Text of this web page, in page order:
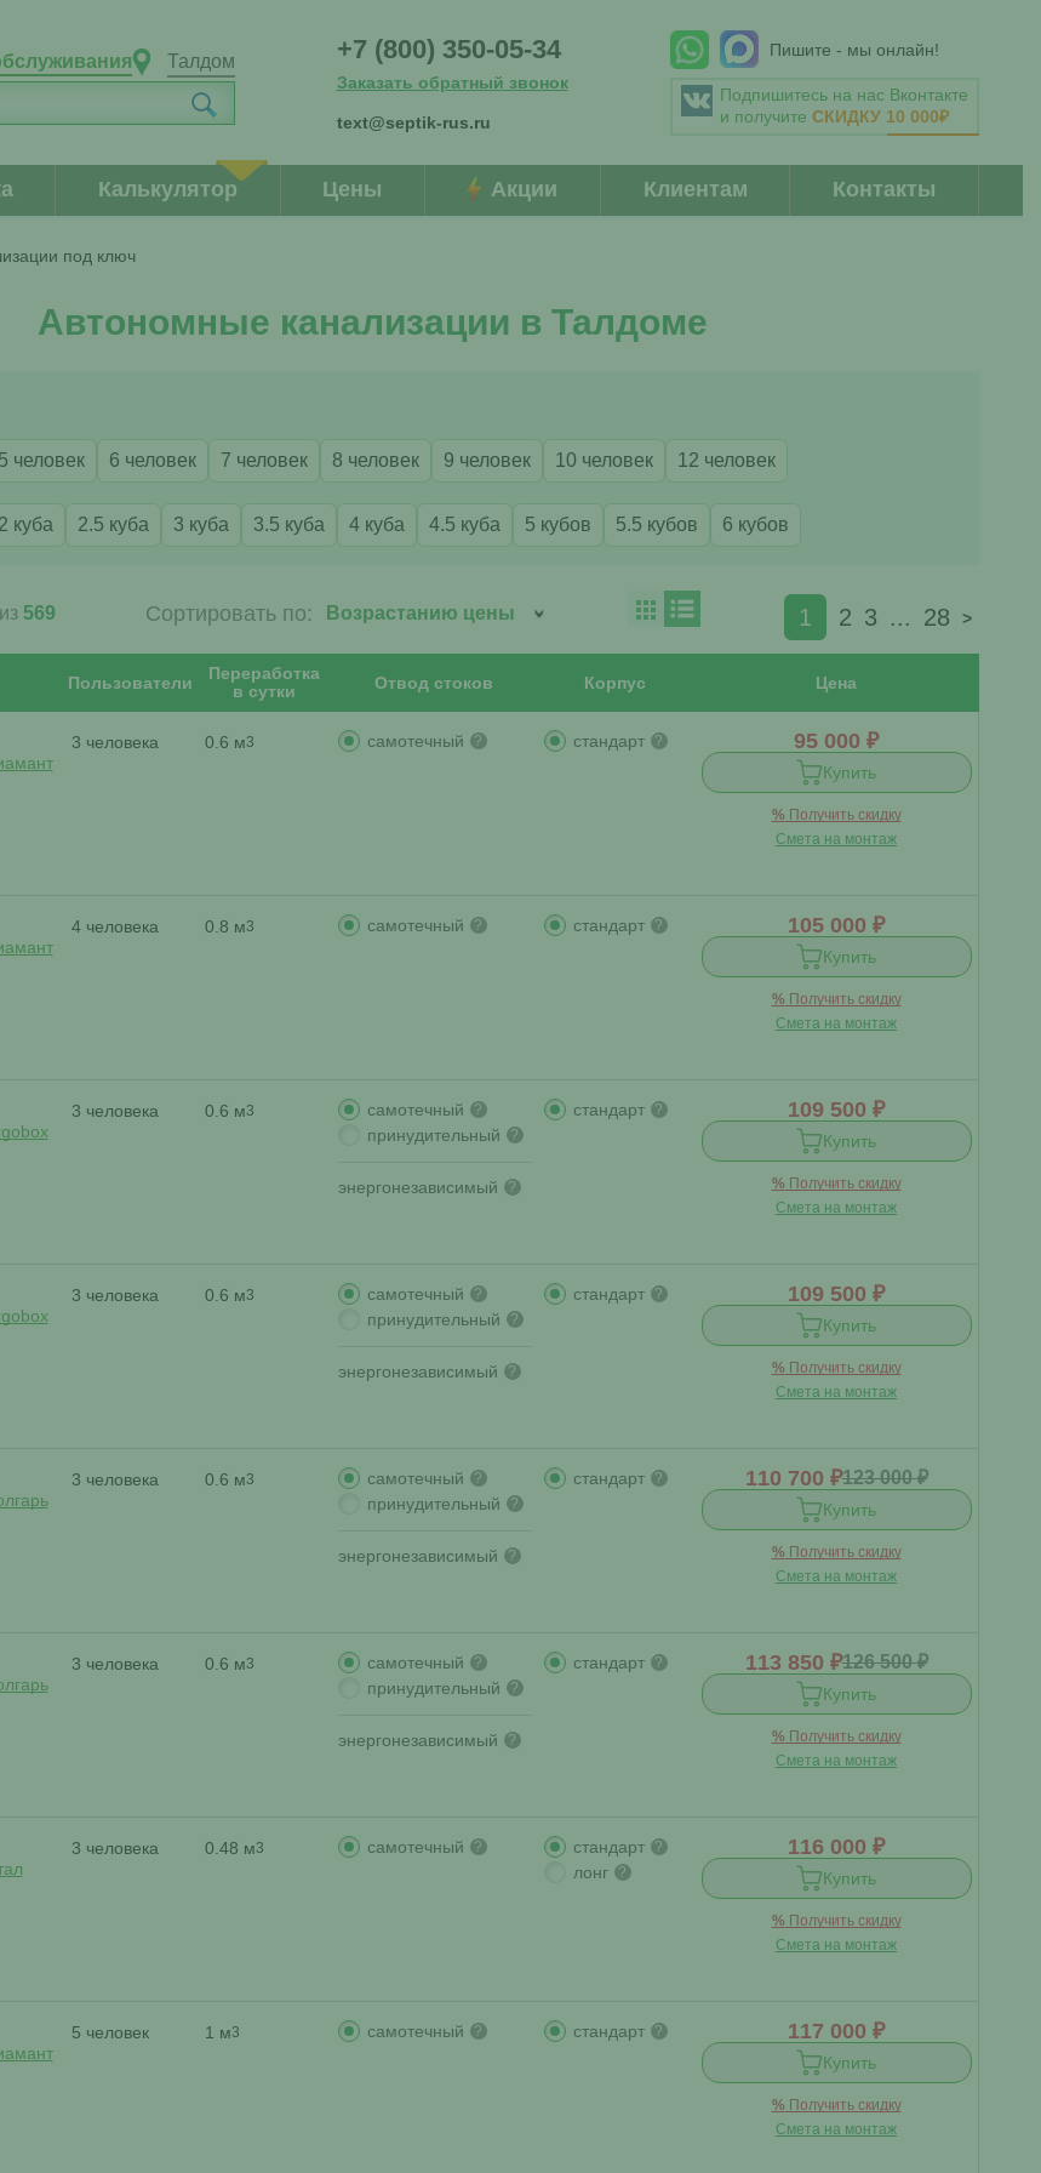
Талдом +7 (800) 350-05-34
Заказать обратный звонок
text@septik-rus.ru
Пишите - мы онлайн!
Подпишитесь на нас Вконтакте
и получите СКИДКУ 10 000₽
Калькулятор Цены Акции Клиентам Контакты
под ключ
Автономные канализации в Талдоме
5 человек 6 человек 7 человек 8 человек 9 человек 10 человек 12 человек
2 куба 2.5 куба 3 куба 3.5 куба 4 куба 4.5 куба 5 кубов 5.5 кубов 6 кубов
из 569 Сортировать по: 1 2 3 ... 28 >
Пользователи
Переработка
в сутки
Отвод стоков Корпус Цена
3 человека 0.6 м3 самотечный ? стандарт ? 95 000 ₽
Купить
% Получить скидку
Смета на монтаж
4 человека 0.8 м3 самотечный ? стандарт ? 105 000 ₽
Купить
% Получить скидку
Смета на монтаж
3 человека 0.6 м3 самотечный ?
принудительный ?
энергонезависимый ?
стандарт ? 109 500 ₽
Купить
% Получить скидку
Смета на монтаж
3 человека 0.6 м3 самотечный ?
принудительный ?
энергонезависимый ?
стандарт ? 109 500 ₽
Купить
% Получить скидку
Смета на монтаж
3 человека 0.6 м3 самотечный ?
принудительный ?
энергонезависимый ?
стандарт ? 110 700 ₽123 000 ₽
Купить
% Получить скидку
Смета на монтаж
3 человека 0.6 м3 самотечный ?
принудительный ?
энергонезависимый ?
стандарт ? 113 850 ₽126 500 ₽
Купить
% Получить скидку
Смета на монтаж
3 человека 0.48 м3 самотечный ? стандарт ?
лонг ?
116 000 ₽
Купить
% Получить скидку
Смета на монтаж
5 человек 1 м3 самотечный ? стандарт ? 117 000 ₽
Купить
% Получить скидку
Смета на монтаж